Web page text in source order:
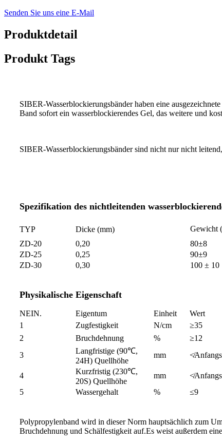
Senden Sie uns eine E-Mail
Produktdetail
Produkt Tags
SIBER-Wasserblockierungsbänder haben eine
Band sofort ein wasserblockierendes Gel, das weitere und
SIBER-Wasserblockierungsbänder sind nicht nur nicht
Spezifikation des nichtleitenden
TYP Dicke (mm) Gewicht
ZD-20
0,20 80±8
ZD-25
0,25 90±9
ZD-30
0,30 100 ± 10
Physikalische Eigenschaft
NEIN. Eigentum Einheit
Wert
1
Zugfestigkeit N/cm
≥35
2
Bruchdehnung %
≥12
3
Langfristige (90℃,
24H) Quellhöhe
mm
4
Kurzfristig (230℃,
20S) Quellhöhe
mm
5
Wassergehalt % ≤9
Polypropylenband wird in dieser Norm hauptsächlich zum
Bruchdehnung und Schälfestigkeit auf.Es weist außerdem